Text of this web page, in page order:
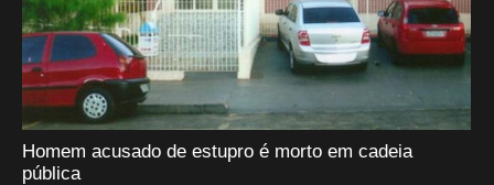
Homem acusado de estupro é morto em cadeia
pública